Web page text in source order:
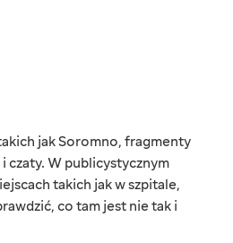
jak Soromno, fragmenty
czaty. W publicystycznym
takich jak w szpitale,
co tam jest nie tak i